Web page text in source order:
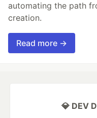
automating the path
creation.
Read more →
💎 DEV